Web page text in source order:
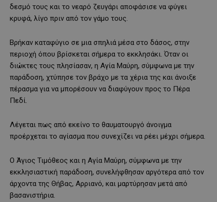
δεσμό τους και το νεαρό ζευγάρι αποφάσισε να φύγει
κρυφά, λίγο πριν από τον γάμο τους.
Βρήκαν καταφύγιο σε μια σπηλιά μέσα στο δάσος, στην
περιοχή όπου βρίσκεται σήμερα το εκκλησάκι. Όταν οι
διώκτες τους πλησίασαν, η Αγία Μαύρη, σύμφωνα με την
παράδοση, χτύπησε τον βράχο με τα χέρια της και άνοιξε
πέρασμα για να μπορέσουν να διαφύγουν προς το Πέρα
Πεδί.
Λέγεται πως από εκείνο το θαυματουργό άνοιγμα
προέρχεται το αγίασμα που συνεχίζει να ρέει μέχρι σήμερα.
Ο Άγιος Τιμόθεος και η Αγία Μαύρη, σύμφωνα με την
εκκλησιαστική παράδοση, συνελήφθησαν αργότερα από τον
άρχοντα της Θήβας, Αρριανό, και μαρτύρησαν μετά από
βασανιστήρια.